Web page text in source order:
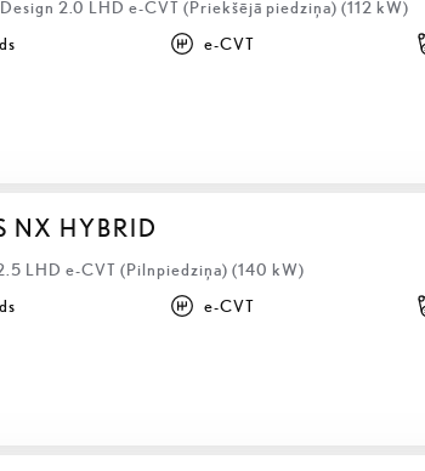
2.0 LHD e-CVT (Priekšējā piedziņa) (112 kW)
e-CVT
NX HYBRID
LHD e-CVT (Pilnpiedziņa) (140 kW)
e-CVT